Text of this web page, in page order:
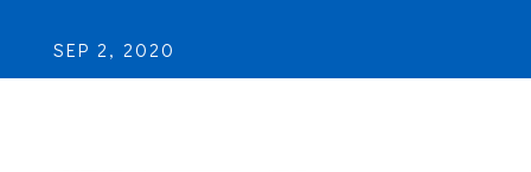
SEP 2, 2020